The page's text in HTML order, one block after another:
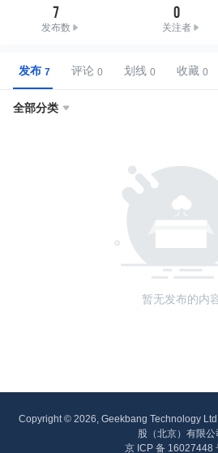
7
发布数
0
关注者
发布 评论 划线 收藏
全部分类 
暂无发布的内
Copyright © 2026, Geekbang Technology
股（北京）有限公
京 ICP 备 16027448